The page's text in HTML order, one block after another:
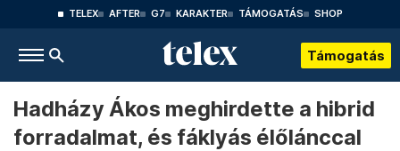
TELEX AFTER G7 KARAKTER TÁMOGATÁS SHOP
Támogatás
Hadházy Ákos meghirdette a hibrid
forradalmat, és fáklyás élőlánccal